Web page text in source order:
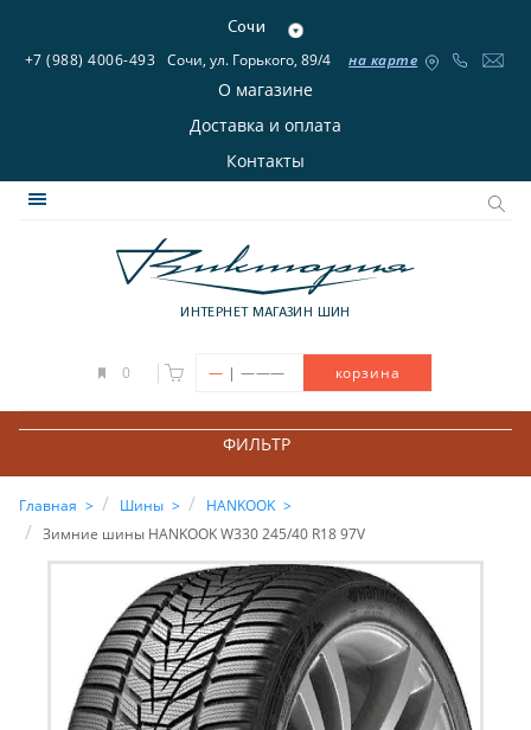
Сочи
+7 (988) 4006-493 Сочи, ул. Горького, 89/4 на карте
О магазине
Доставка и оплата
Контакты
ИНТЕРНЕТ МАГАЗИН ШИН
0 — | ——— корзина
ФИЛЬТР
Главная Шины
HANKOOK
Зимние шины HANKOOK W330 245/40 R18 97V